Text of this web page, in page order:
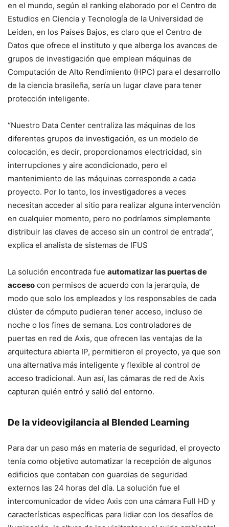
en el mundo, según el ranking elaborado por el Centro de
Estudios en Ciencia y Tecnología de la Universidad de
Leiden, en los Países Bajos, es claro que el Centro de
Datos que ofrece el instituto y que alberga los avances de
grupos de investigación que emplean máquinas de
Computación de Alto Rendimiento (HPC) para el desarrollo
de la ciencia brasileña, sería un lugar clave para tener
protección inteligente.
“Nuestro Data Center centraliza las máquinas de los
diferentes grupos de investigación, es un modelo de
colocación, es decir, proporcionamos electricidad, sin
interrupciones y aire acondicionado, pero el
mantenimiento de las máquinas corresponde a cada
proyecto. Por lo tanto, los investigadores a veces
necesitan acceder al sitio para realizar alguna intervención
en cualquier momento, pero no podríamos simplemente
distribuir las claves de acceso sin un control de entrada”,
explica el analista de sistemas de IFUS
La solución encontrada fue automatizar las puertas de
acceso con permisos de acuerdo con la jerarquía, de
modo que solo los empleados y los responsables de cada
clúster de cómputo pudieran tener acceso, incluso de
noche o los fines de semana. Los controladores de
puertas en red de Axis, que ofrecen las ventajas de la
arquitectura abierta IP, permitieron el proyecto, ya que son
una alternativa más inteligente y flexible al control de
acceso tradicional. Aun así, las cámaras de red de Axis
capturan quién entró y salió del entorno.
De la videovigilancia al Blended Learning
Para dar un paso más en materia de seguridad, el proyecto
tenía como objetivo automatizar la recepción de algunos
edificios que contaban con guardias de seguridad
externos las 24 horas del día. La solución fue el
intercomunicador de video Axis con una cámara Full HD y
características específicas para lidiar con los desafíos de